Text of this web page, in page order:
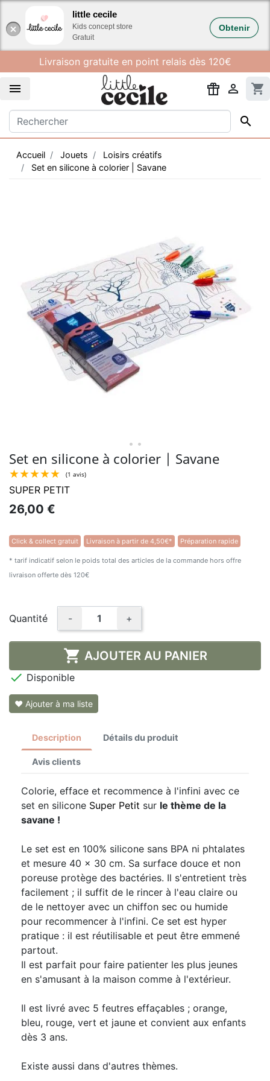
little cecile
Kids concept store
Gratuit
Obtenir
Livraison gratuite en point relais dès 120€
  shopping_cart

Accueil Jouets
Loisirs créatifs
Set en silicone à colorier | Savane
• •
Set en silicone à colorier | Savane
★★★★★ (1 avis)
SUPER PETIT
26,00 €
Click & collect gratuit Livraison à partir de 4,50€* Préparation rapide
* tarif indicatif selon le poids total des articles de la commande hors offre
livraison offerte dès 120€
Quantité - +
 AJOUTER AU PANIER
 Disponible
❤ Ajouter à ma liste
Description Détails du produit
Avis clients
Colorie, efface et recommence à l'infini avec ce
set en silicone Super Petit sur le thème de la
savane !
Le set est en 100% silicone sans BPA ni phtalates
et mesure 40 x 30 cm. Sa surface douce et non
poreuse protège des bactéries. Il s'entretient très
facilement ; il suffit de le rincer à l'eau claire ou
de le nettoyer avec un chiffon sec ou humide
pour recommencer à l'infini. Ce set est hyper
pratique : il est réutilisable et peut être emmené
partout.
Il est parfait pour faire patienter les plus jeunes
en s'amusant à la maison comme à l'extérieur.
Il est livré avec 5 feutres effaçables ; orange,
bleu, rouge, vert et jaune et convient aux enfants
dès 3 ans.
Existe aussi dans d'autres thèmes.